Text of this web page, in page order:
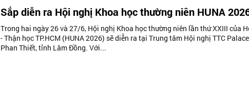
Sắp diễn ra Hội nghị Khoa học thường niên HUNA
Trong hai ngày 26 và 27/6, Hội nghị Khoa học thường niên lần thứ XXIII của
- Thận học TP.HCM (HUNA 2026) sẽ diễn ra tại Trung tâm Hội nghị TTC
Phan Thiết, tỉnh Lâm Đồng. Với...